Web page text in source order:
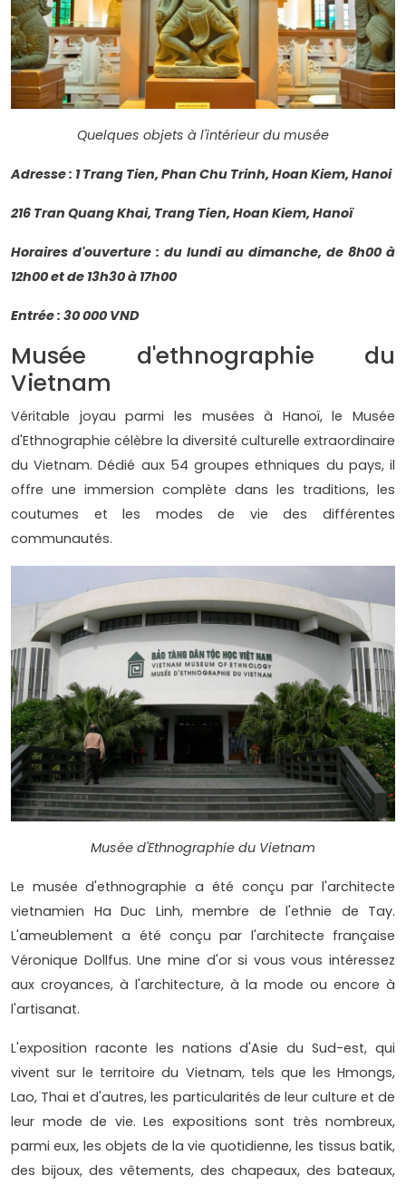
Quelques objets à l'intérieur du musée
Adresse : 1 Trang Tien, Phan Chu Trinh, Hoan Kiem, Hanoi
216 Tran Quang Khai, Trang Tien, Hoan Kiem, Hanoï
Horaires d'ouverture : du lundi au dimanche, de 8h00 à
12h00 et de 13h30 à 17h00
Entrée : 30 000 VND
Musée d'ethnographie du
Vietnam
Véritable joyau parmi les musées à Hanoï, le Musée
d'Ethnographie célèbre la diversité culturelle extraordinaire
du Vietnam. Dédié aux 54 groupes ethniques du pays, il
offre une immersion complète dans les traditions, les
coutumes et les modes de vie des différentes
communautés.
Musée d'Ethnographie du Vietnam
Le musée d'ethnographie a été conçu par l'architecte
vietnamien Ha Duc Linh, membre de l'ethnie de Tay.
L'ameublement a été conçu par l'architecte française
Véronique Dollfus. Une mine d'or si vous vous intéressez
aux croyances, à l'architecture, à la mode ou encore à
l'artisanat.
L'exposition raconte les nations d'Asie du Sud-est, qui
vivent sur le territoire du Vietnam, tels que les Hmongs,
Lao, Thai et d'autres, les particularités de leur culture et de
leur mode de vie. Les expositions sont très nombreux,
parmi eux, les objets de la vie quotidienne, les tissus batik,
des bijoux, des vêtements, des chapeaux, des bateaux,